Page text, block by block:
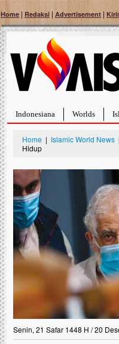
Home | Redaksi | Advertisement |
Indonesiana Worlds
Home | Islamic World News
Hidup
Senin, 21 Safar 1448 H / 20
Bantu
Tumor
Hidup
rintangan
berusia
pembuluh